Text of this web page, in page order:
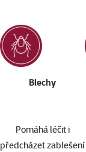
Blechy
Pomáhá léčit i
předcházet zablešení